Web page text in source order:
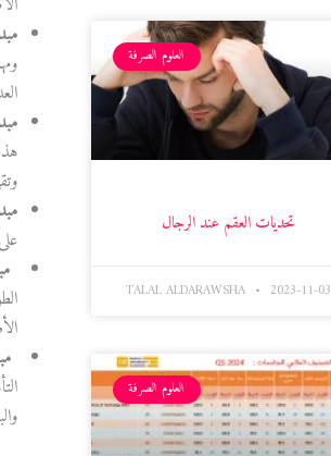
العلوم الصرفة
تحديات العقم عند الرجال
TALAL ALDARAWSHA 2023-11-03
العلوم الصرفة